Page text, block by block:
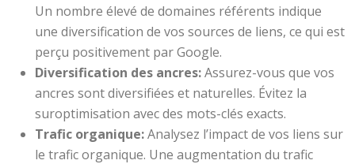
Un nombre élevé de domaines référents indique
une diversification de vos sources de liens, ce qui est
perçu positivement par Google.
Diversification des ancres:Assurez-vous que vos
ancres sont diversifiées et naturelles. Évitez la
suroptimisation avec des mots-clés exacts.
Trafic organique:Analysez l’impact de vos liens sur
le trafic organique. Une augmentation du trafic